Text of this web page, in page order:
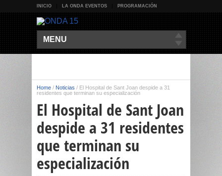
INICIO LA ONDA EVENTOS PROGRAMACIÓN
MENU
Home / Noticias / El Hospital de Sant Joan despide a 31
residentes que terminan su especialización
El Hospital de Sant Joan
despide a 31 residentes
que terminan su
especialización